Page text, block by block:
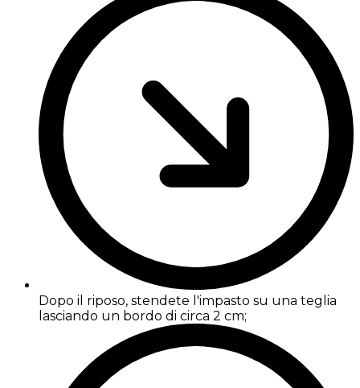
Dopo il riposo, stendete l'impasto su una teglia
lasciando un bordo di circa 2 cm;